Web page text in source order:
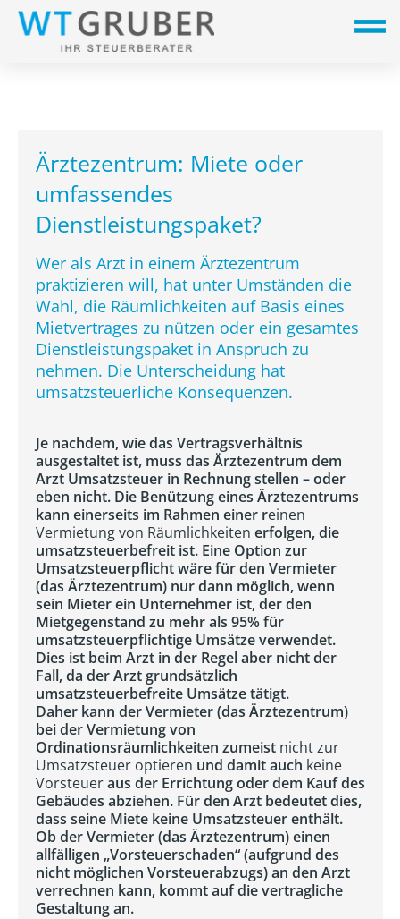
Ärztezentrum: Miete oder
umfassendes
Dienstleistungspaket?
Wer als Arzt in einem Ärztezentrum
praktizieren will, hat unter Umständen die
Wahl, die Räumlichkeiten auf Basis eines
Mietvertrages zu nützen oder ein gesamtes
Dienstleistungspaket in Anspruch zu
nehmen. Die Unterscheidung hat
umsatzsteuerliche Konsequenzen.
Je nachdem, wie das Vertragsverhältnis
ausgestaltet ist, muss das Ärztezentrum dem
Arzt Umsatzsteuer in Rechnung stellen – oder
eben nicht. Die Benützung eines Ärztezentrums
kann einerseits im Rahmen einer reinen
Vermietung von Räumlichkeiten erfolgen, die
umsatzsteuerbefreit ist. Eine Option zur
Umsatzsteuerpflicht wäre für den Vermieter
(das Ärztezentrum) nur dann möglich, wenn
sein Mieter ein Unternehmer ist, der den
Mietgegenstand zu mehr als 95% für
umsatzsteuerpflichtige Umsätze verwendet.
Dies ist beim Arzt in der Regel aber nicht der
Fall, da der Arzt grundsätzlich
umsatzsteuerbefreite Umsätze tätigt.
Daher kann der Vermieter (das Ärztezentrum)
bei der Vermietung von
Ordinationsräumlichkeiten zumeist nicht zur
Umsatzsteuer optieren und damit auch keine
Vorsteueraus der Errichtung oder dem Kauf des
Gebäudes abziehen. Für den Arzt bedeutet dies,
dass seine Miete keine Umsatzsteuer enthält.
Ob der Vermieter (das Ärztezentrum) einen
allfälligen „Vorsteuerschaden“ (aufgrund des
nicht möglichen Vorsteuerabzugs) an den Arzt
verrechnen kann, kommt auf die vertragliche
Gestaltung an.